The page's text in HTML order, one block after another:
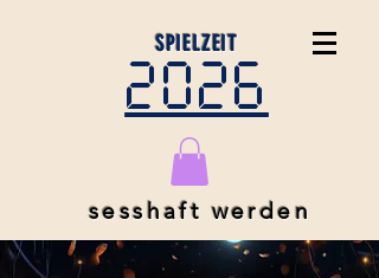
SPIELZEIT
2026
sesshaft werden